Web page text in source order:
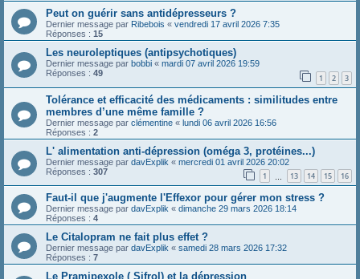
Peut on guérir sans antidépresseurs ?
Dernier message par Ribebois « vendredi 17 avril 2026 7:35
Réponses : 15
Les neuroleptiques (antipsychotiques)
Dernier message par bobbi « mardi 07 avril 2026 19:59
Réponses : 49 1 2 3
Tolérance et efficacité des médicaments : similitudes entre
membres d’une même famille ?
Dernier message par clémentine « lundi 06 avril 2026 16:56
Réponses : 2
L' alimentation anti-dépression (oméga 3, protéines...)
Dernier message par davExplik « mercredi 01 avril 2026 20:02
Réponses : 307 1 13 14 15 16
Faut-il que j'augmente l'Effexor pour gérer mon stress ?
Dernier message par davExplik « dimanche 29 mars 2026 18:14
Réponses : 4
Le Citalopram ne fait plus effet ?
Dernier message par davExplik « samedi 28 mars 2026 17:32
Réponses : 7
Le Pramipexole ( Sifrol) et la dépression